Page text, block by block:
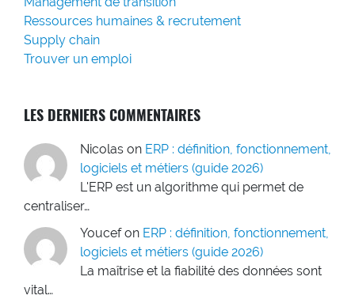
Ressources humaines & recrutement
Supply chain
Trouver un emploi
LES DERNIERS COMMENTAIRES
Nicolas on ERP : définition, fonctionnement,
logiciels et métiers (guide 2026)
L'ERP est un algorithme qui permet de
centraliser…
Youcef on ERP : définition, fonctionnement,
logiciels et métiers (guide 2026)
La maîtrise et la fiabilité des données sont
vital…